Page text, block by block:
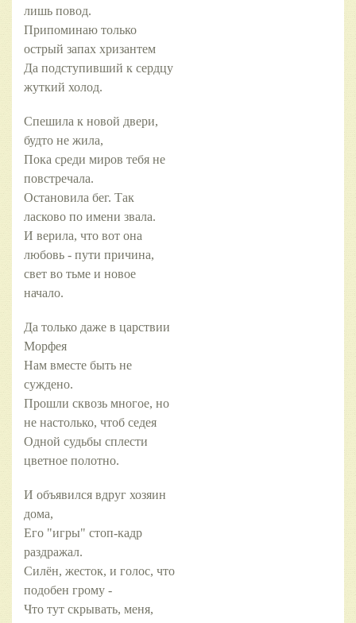
лишь повод.
Припоминаю только
острый запах хризантем
Да подступивший к сердцу
жуткий холод.
Спешила к новой двери,
будто не жила,
Пока среди миров тебя не
повстречала.
Остановила бег. Так
ласково по имени звала.
И верила, что вот она
любовь - пути причина,
свет во тьме и новое
начало.
Да только даже в царствии
Морфея
Нам вместе быть не
суждено.
Прошли сквозь многое, но
не настолько, чтоб седея
Одной судьбы сплести
цветное полотно.
И объявился вдруг хозяин
дома,
Его "игры" стоп-кадр
раздражал.
Силён, жесток, и голос, что
подобен грому -
Что тут скрывать, меня,